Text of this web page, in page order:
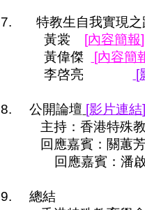
7.特教生自我實現
黃裳
[內容簡報]
黃偉傑
[內容簡
李啓亮
[
8.公開論壇 [影片連結]
主持：香港特殊
回應嘉賓：關蕙
回應嘉賓：潘
9.總結